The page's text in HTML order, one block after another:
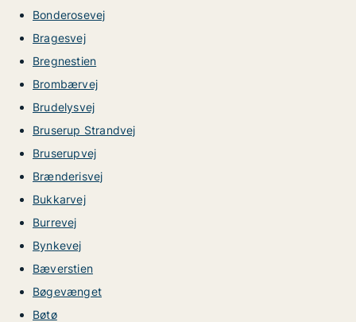
Bonderosevej
Bragesvej
Bregnestien
Brombærvej
Brudelysvej
Bruserup Strandvej
Bruserupvej
Brænderisvej
Bukkarvej
Burrevej
Bynkevej
Bæverstien
Bøgevænget
Bøtø